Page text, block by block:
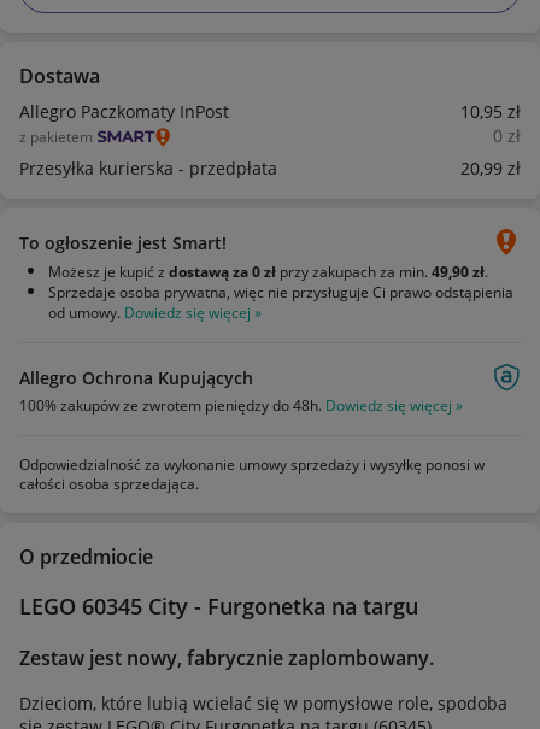
Dostawa
Allegro Paczkomaty InPost 10,95 zł
z pakietem 0 zł
Przesyłka kurierska - przedpłata
20,99 zł
To ogłoszenie jest Smart!
Możesz je kupić z dostawą za 0 zł przy zakupach za min. 49,90 zł.
Sprzedaje osoba prywatna, więc nie przysługuje Ci prawo odstąpienia
od umowy. Dowiedz się więcej »
Allegro Ochrona Kupujących
100% zakupów ze zwrotem pieniędzy do 48h. Dowiedz się więcej »
Odpowiedzialność za wykonanie umowy sprzedaży i wysyłkę ponosi w
całości osoba sprzedająca.
O przedmiocie
LEGO 60345 City - Furgonetka na targu
Zestaw jest nowy, fabrycznie zaplombowany.
Dzieciom, które lubią wcielać się w pomysłowe role, spodoba